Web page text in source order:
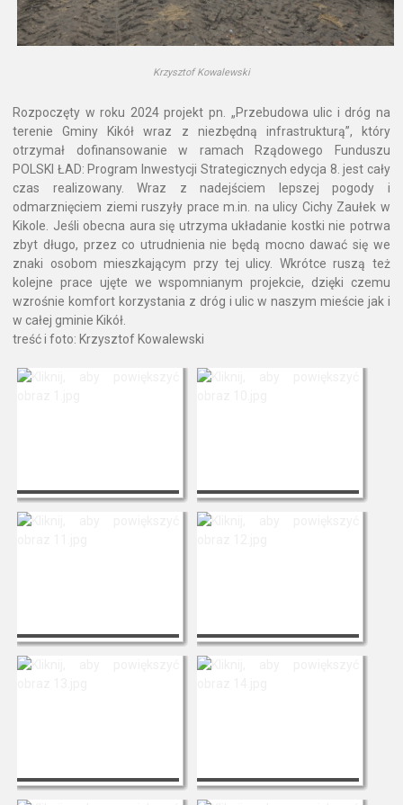
Krzysztof Kowalewski
Rozpoczęty w roku 2024 projekt pn. „Przebudowa ulic i dróg na
terenie Gminy Kikół wraz z niezbędną infrastrukturą”, który
otrzymał dofinansowanie w ramach Rządowego Funduszu
POLSKI ŁAD: Program Inwestycji Strategicznych edycja 8. jest cały
czas realizowany. Wraz z nadejściem lepszej pogody i
odmarznięciem ziemi ruszyły prace m.in. na ulicy Cichy Zaułek w
Kikole. Jeśli obecna aura się utrzyma układanie kostki nie potrwa
zbyt długo, przez co utrudnienia nie będą mocno dawać się we
znaki osobom mieszkającym przy tej ulicy. Wkrótce ruszą też
kolejne prace ujęte we wspomnianym projekcie, dzięki czemu
wzrośnie komfort korzystania z dróg i ulic w naszym mieście jak i
w całej gminie Kikół.
treść i foto: Krzysztof Kowalewski